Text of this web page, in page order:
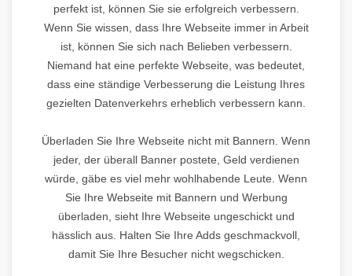
perfekt ist, können Sie sie erfolgreich verbessern.
Wenn Sie wissen, dass Ihre Webseite immer in Arbeit
ist, können Sie sich nach Belieben verbessern.
Niemand hat eine perfekte Webseite, was bedeutet,
dass eine ständige Verbesserung die Leistung Ihres
gezielten Datenverkehrs erheblich verbessern kann.
Überladen Sie Ihre Webseite nicht mit Bannern. Wenn
jeder, der überall Banner postete, Geld verdienen
würde, gäbe es viel mehr wohlhabende Leute. Wenn
Sie Ihre Webseite mit Bannern und Werbung
überladen, sieht Ihre Webseite ungeschickt und
hässlich aus. Halten Sie Ihre Adds geschmackvoll,
damit Sie Ihre Besucher nicht wegschicken.